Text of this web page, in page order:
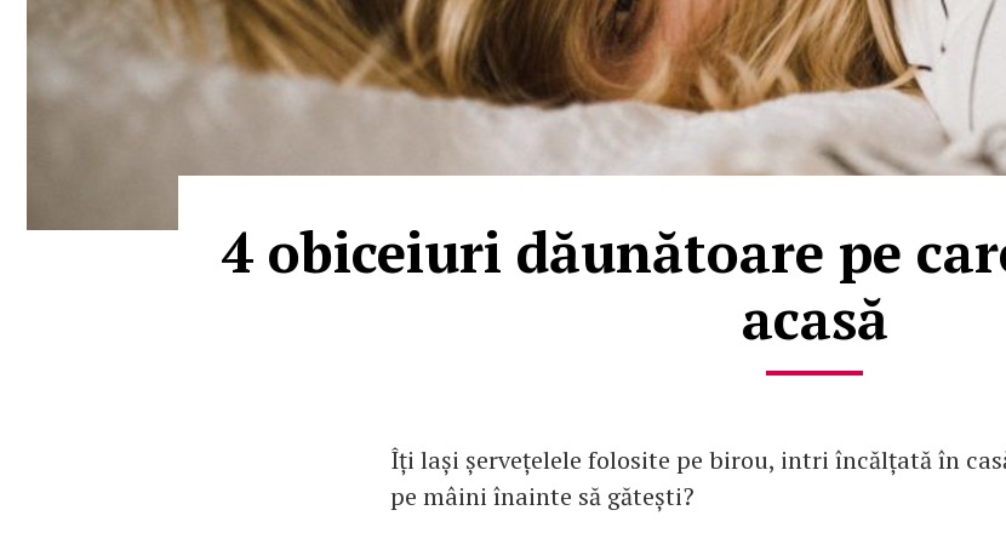
4 obiceiuri dăunătoare pe
acasă
Îți lași șervețelele folosite pe birou, intri încălțată în
pe mâini înainte să gătești?